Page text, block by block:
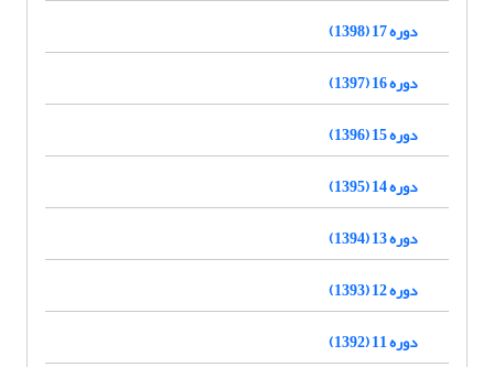
دوره 17 (1398)
دوره 16 (1397)
دوره 15 (1396)
دوره 14 (1395)
دوره 13 (1394)
دوره 12 (1393)
دوره 11 (1392)